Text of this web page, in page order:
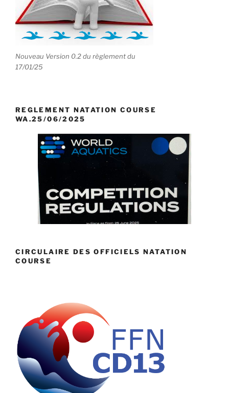
Nouveau Version 0.2 du règlement du
17/01/25
REGLEMENT NATATION COURSE
WA.25/06/2025
CIRCULAIRE DES OFFICIELS NATATION
COURSE